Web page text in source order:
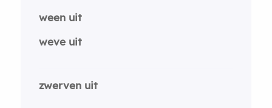
ween uit
weve uit
zwerven uit